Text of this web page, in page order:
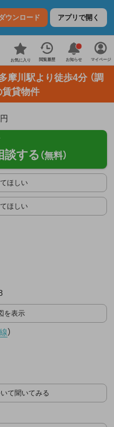
ウンロード アプリで開く
お気に入り 閲覧履歴 お知らせ マイページ
摩川駅より徒歩4分 （調
賃貸物件
談する （無料）
ほしい
ほしい
を表示
）
て聞いてみる